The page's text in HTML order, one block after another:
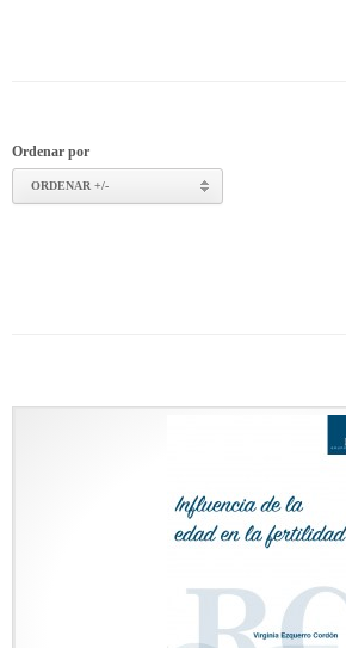
Ordenar por
ORDENAR +/-